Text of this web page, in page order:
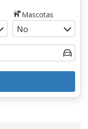
Mascotas